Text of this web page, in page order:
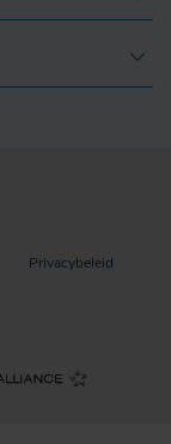
Privacybeleid